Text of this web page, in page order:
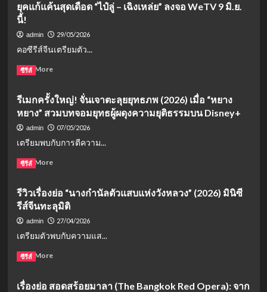
หวย
เตรียม
เฮ!
วัน
13
2569
ออก
แล้ว
ยุคแก้แค้นสุดเดือด “ไป๋ลู่ – เฉิงเหล่ย” ลงจอ WeTV 9 มิ.ย.
นี้!
admin 29/05/2026
คอซีรีส์จีนเตรียมตัว...
Read MoreRead
เรื่อง
ย่อ
ชายา
หทัย
ซี
รีส์
จีน
ย้อน
ยุค
แค้น
เดือด
ซีรีส์
รีเมกครั้งใหญ่! จั่นเจาตะลุยยุทธภพ (2026) เมื่อ “หยาง
หยาง” สวมบทจอมยุทธผู้ผดุงความยุติธรรมบน Disney+
admin 07/05/2026
เตรียมพบกับการตีความ...
Read MoreRead
รี
เมก
ครั้ง
จั่น
ภพ
ซีรีส์
รีวิวเรื่องย่อ “นางกำนัลตัวแสบแห่งวังหลวง” (2026) มินิซี
รีส์จีนทะลุมิติ
admin 27/04/2026
เตรียมตัวพบกับความแส...
Read MoreRead
รีวิว
ซีรีส์
เรื่องย่อ สอดสร้อยมาลา (The Bangkok Red Opera): จาก